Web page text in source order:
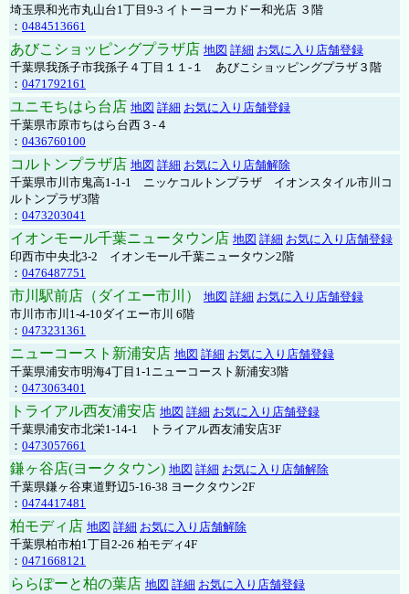
埼玉県和光市丸山台1丁目9-3 イトーヨーカドー和光店 ３階
： 0484513661
あびこショッピングプラザ店 地図 詳細 お気に入り店舗登録
千葉県我孫子市我孫子４丁目１１-１ あびこショッピングプラザ３階
： 0471792161
ユニモちはら台店 地図 詳細 お気に入り店舗登録
千葉県市原市ちはら台西３-４
： 0436760100
コルトンプラザ店 地図 詳細 お気に入り店舗解除
千葉県市川市鬼高1-1-1 ニッケコルトンプラザ イオンスタイル市川コ
ルトンプラザ3階
： 0473203041
イオンモール千葉ニュータウン店 地図 詳細 お気に入り店舗登録
印西市中央北3-2 イオンモール千葉ニュータウン2階
： 0476487751
市川駅前店（ダイエー市川） 地図 詳細 お気に入り店舗登録
市川市市川1-4-10ダイエー市川 6階
： 0473231361
ニューコースト新浦安店 地図 詳細 お気に入り店舗登録
千葉県浦安市明海4丁目1-1ニューコースト新浦安3階
： 0473063401
トライアル西友浦安店 地図 詳細 お気に入り店舗登録
千葉県浦安市北栄1-14-1 トライアル西友浦安店3F
： 0473057661
鎌ヶ谷店(ヨークタウン) 地図 詳細 お気に入り店舗解除
千葉県鎌ヶ谷東道野辺5-16-38 ヨークタウン2F
： 0474417481
柏モディ店 地図 詳細 お気に入り店舗解除
千葉県柏市柏1丁目2-26 柏モディ4F
： 0471668121
ららぽーと柏の葉店 地図 詳細 お気に入り店舗登録